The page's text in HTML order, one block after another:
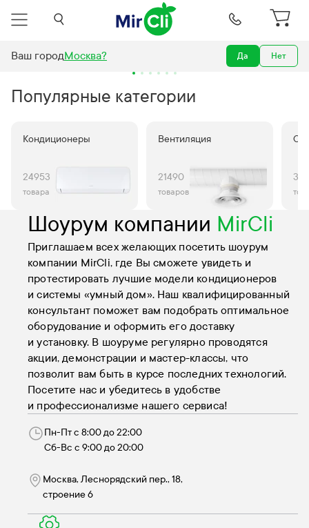
Ваш городМосква? Да Нет
MirCli — интернет-магазин
Популярные категории
Кондиционеры
24953
товара
Вентиляция
21490
товаров
Шоурум компании MirCli
Приглашаем всех желающих посетить шоурум
компании MirCli, где Вы сможете увидеть и
протестировать лучшие модели кондиционеров
и системы «умный дом». Наш квалифицированный
консультант поможет вам подобрать оптимальное
оборудование и оформить его доставку
и установку. В шоуруме регулярно проводятся
акции, демонстрации и мастер-классы, что
позволит вам быть в курсе последних технологий.
Посетите нас и убедитесь в удобстве
и профессионализме нашего сервиса!
Пн-Пт с 8:00 до 22:00
Сб-Вс с 9:00 до 20:00
Москва, Леснорядский пер., 18,
строение 6